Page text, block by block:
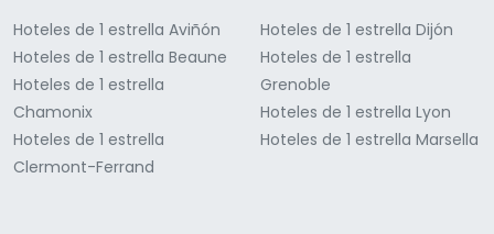
Hoteles de 1 estrella Aviñón
Hoteles de 1 estrella Beaune
Hoteles de 1 estrella
Chamonix
Hoteles de 1 estrella
Clermont-Ferrand
Hoteles de 1 estrella Dijón
Hoteles de 1 estrella
Grenoble
Hoteles de 1 estrella Lyon
Hoteles de 1 estrella Marsella